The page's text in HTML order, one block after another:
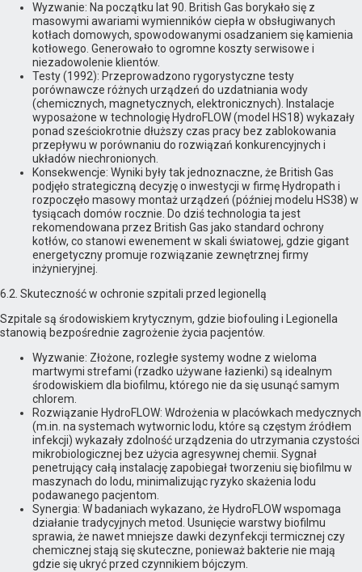
Wyzwanie: Na początku lat 90. British Gas borykało się z
masowymi awariami wymienników ciepła w obsługiwanych
kotłach domowych, spowodowanymi osadzaniem się kamienia
kotłowego. Generowało to ogromne koszty serwisowe i
niezadowolenie klientów.
Testy (1992): Przeprowadzono rygorystyczne testy
porównawcze różnych urządzeń do uzdatniania wody
(chemicznych, magnetycznych, elektronicznych). Instalacje
wyposażone w technologię HydroFLOW (model HS18) wykazały
ponad sześciokrotnie dłuższy czas pracy bez zablokowania
przepływu w porównaniu do rozwiązań konkurencyjnych i
układów niechronionych.
Konsekwencje: Wyniki były tak jednoznaczne, że British Gas
podjęło strategiczną decyzję o inwestycji w firmę Hydropath i
rozpoczęło masowy montaż urządzeń (później modelu HS38) w
tysiącach domów rocznie. Do dziś technologia ta jest
rekomendowana przez British Gas jako standard ochrony
kotłów, co stanowi ewenement w skali światowej, gdzie gigant
energetyczny promuje rozwiązanie zewnętrznej firmy
inżynieryjnej.
6.2. Skuteczność w ochronie szpitali przed legionellą
Szpitale są środowiskiem krytycznym, gdzie biofouling i Legionella
stanowią bezpośrednie zagrożenie życia pacjentów.
Wyzwanie: Złożone, rozległe systemy wodne z wieloma
martwymi strefami (rzadko używane łazienki) są idealnym
środowiskiem dla biofilmu, którego nie da się usunąć samym
chlorem.
Rozwiązanie HydroFLOW: Wdrożenia w placówkach medycznych
(m.in. na systemach wytwornic lodu, które są częstym źródłem
infekcji) wykazały zdolność urządzenia do utrzymania czystości
mikrobiologicznej bez użycia agresywnej chemii. Sygnał
penetrujący całą instalację zapobiegał tworzeniu się biofilmu w
maszynach do lodu, minimalizując ryzyko skażenia lodu
podawanego pacjentom.
Synergia: W badaniach wykazano, że HydroFLOW wspomaga
działanie tradycyjnych metod. Usunięcie warstwy biofilmu
sprawia, że nawet mniejsze dawki dezynfekcji termicznej czy
chemicznej stają się skuteczne, ponieważ bakterie nie mają
gdzie się ukryć przed czynnikiem bójczym.